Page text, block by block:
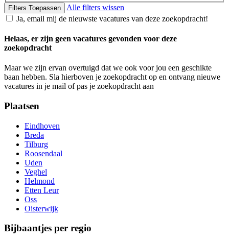
Filters Toepassen
Alle filters wissen
Ja, email mij de nieuwste vacatures van deze zoekopdracht!
Helaas, er zijn geen vacatures gevonden voor deze
zoekopdracht
Maar we zijn ervan overtuigd dat we ook voor jou een geschikte
baan hebben. Sla hierboven je zoekopdracht op en ontvang nieuwe
vacatures in je mail of pas je zoekopdracht aan
Plaatsen
Eindhoven
Breda
Tilburg
Roosendaal
Uden
Veghel
Helmond
Etten Leur
Oss
Oisterwijk
Bijbaantjes per regio